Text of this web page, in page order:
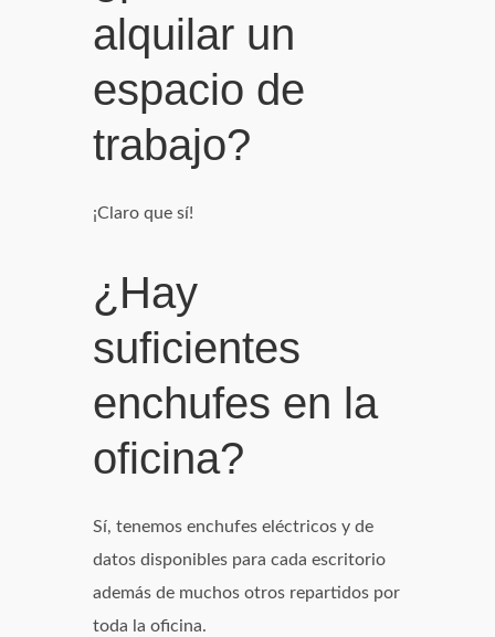
alquilar un
espacio de
trabajo?
¡Claro que sí!
¿Hay
suficientes
enchufes en la
oficina?
Sí, tenemos enchufes eléctricos y de
datos disponibles para cada escritorio
además de muchos otros repartidos por
toda la oficina.